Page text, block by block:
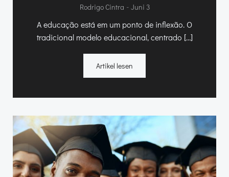
Rodrigo Cintra - Juni 3
A educação está em um ponto de inflexão. O
tradicional modelo educacional,centrado […]
Artikel lesen